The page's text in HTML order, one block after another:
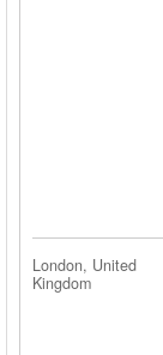
London, United
Kingdom